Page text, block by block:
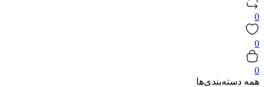
0
0
0
همه دسته‌بندی‌ها